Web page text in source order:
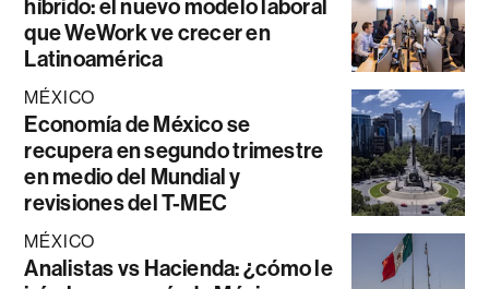
híbrido: el nuevo modelo laboral
que WeWork ve crecer en
Latinoamérica
MÉXICO
Economía de México se
recupera en segundo trimestre
en medio del Mundial y
revisiones del T-MEC
MÉXICO
Analistas vs Hacienda: ¿cómo le